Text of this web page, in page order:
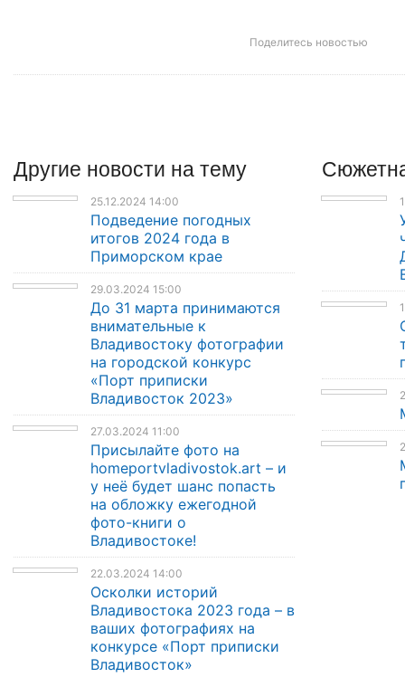
Поделитесь новостью
Другие новости на тему
25.12.2024 14:00
Подведение погодных
итогов 2024 года в
Приморском крае
29.03.2024 15:00
До 31 марта принимаются
внимательные к
Владивостоку фотографии
на городской конкурс
«Порт приписки
Владивосток 2023»
27.03.2024 11:00
Присылайте фото на
homeportvladivostok.art – и
у неё будет шанс попасть
на обложку ежегодной
фото-книги о
Владивостоке!
22.03.2024 14:00
Осколки историй
Владивостока 2023 года – в
ваших фотографиях на
конкурсе «Порт приписки
Владивосток»